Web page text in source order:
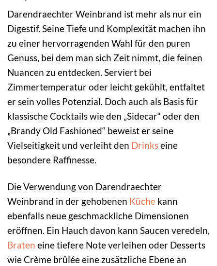
Darendraechter Weinbrand ist mehr als nur ein
Digestif. Seine Tiefe und Komplexität machen ihn
zu einer hervorragenden Wahl für den puren
Genuss, bei dem man sich Zeit nimmt, die feinen
Nuancen zu entdecken. Serviert bei
Zimmertemperatur oder leicht gekühlt, entfaltet
er sein volles Potenzial. Doch auch als Basis für
klassische Cocktails wie den „Sidecar“ oder den
„Brandy Old Fashioned“ beweist er seine
Vielseitigkeit und verleiht den Drinkseine
besondere Raffinesse.
Die Verwendung von Darendraechter
Weinbrand in der gehobenen Küche kann
ebenfalls neue geschmackliche Dimensionen
eröffnen. Ein Hauch davon kann Saucen veredeln,
Braten eine tiefere Note verleihen oder Desserts
wie Crème brûlée eine zusätzliche Ebene an